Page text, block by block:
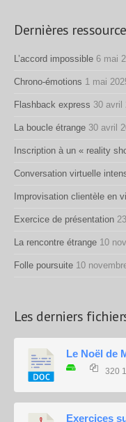
Dernières
L’accord impossible 6 mai
Chrono-émotions 1 mai
Flashback express 30 avril
La boucle étrange 30 avril
Inscription à un « reality
Conversation virtuelle
Improvisation clientèle en
Exercice de présentation
La rencontre étrange 10
Folle poursuite 10
Les derniers
Le Noël de
320
Exercices